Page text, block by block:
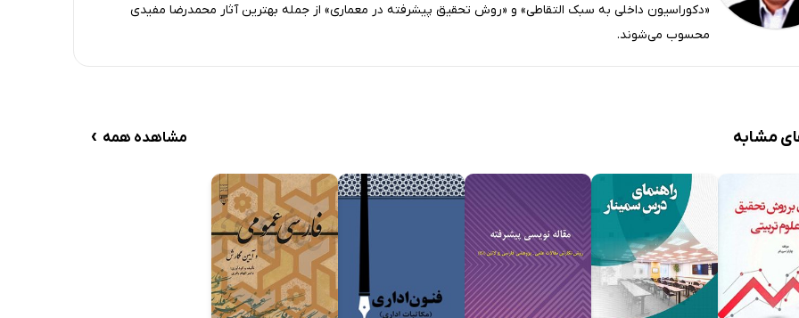
«دکوراسیون داخلی به سبک التقاطی» و «روش تحقیق پیشرفته در معماری» از جمله بهترین آثار محمدرضا مفیدی
محسوب می‌شوند.
مشابه مشاهده همه ›